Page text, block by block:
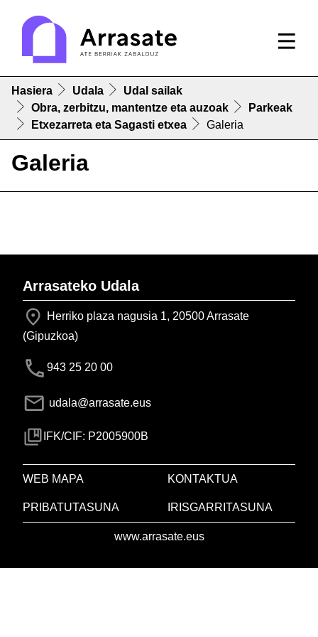
Hasiera Udala
Udal sailak
Obra, zerbitzu, mantentze eta auzoak
Parkeak
Etxezarreta eta Sagasti etxea
Galeria
Galeria
Arrasateko Udala
Herriko plaza nagusia 1, 20500 Arrasate
(Gipuzkoa)
943 25 20 00
udala@arrasate.eus
IFK/CIF: P2005900B
WEB MAPA KONTAKTUA
PRIBATUTASUNA IRISGARRITASUNA
www.arrasate.eus